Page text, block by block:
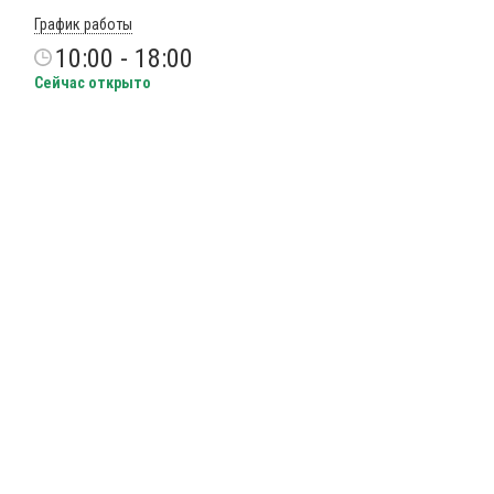
График работы
10:00 - 18:00
Сейчас открыто